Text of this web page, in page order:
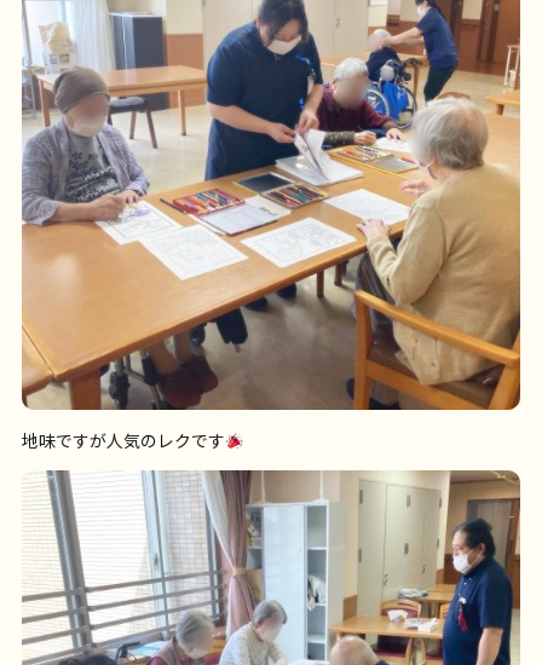
地味ですが人気のレクです